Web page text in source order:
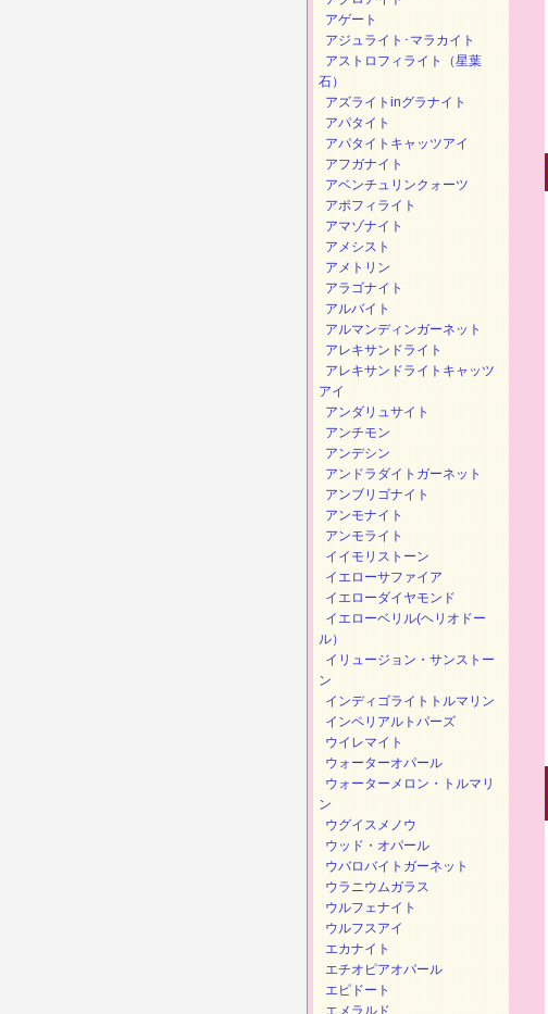
アゲート
アジュライト･マラカイト
アストロフィライト（星葉
石）
アズライトinグラナイト
アパタイト
アパタイトキャッツアイ
アフガナイト
アベンチュリンクォーツ
アポフィライト
アマゾナイト
アメシスト
アメトリン
アラゴナイト
アルバイト
アルマンディンガーネット
アレキサンドライト
アレキサンドライトキャッツ
アイ
アンダリュサイト
アンチモン
アンデシン
アンドラダイトガーネット
アンブリゴナイト
アンモナイト
アンモライト
イイモリストーン
イエローサファイア
イエローダイヤモンド
イエローベリル(ヘリオドー
ル）
イリュージョン・サンストー
ン
インディゴライトトルマリン
インペリアルトパーズ
ウイレマイト
ウォーターオパール
ウォーターメロン・トルマリ
ン
ウグイスメノウ
ウッド・オパール
ウバロバイトガーネット
ウラニウムガラス
ウルフェナイト
ウルフスアイ
エカナイト
エチオピアオパール
エピドート
エメラルド